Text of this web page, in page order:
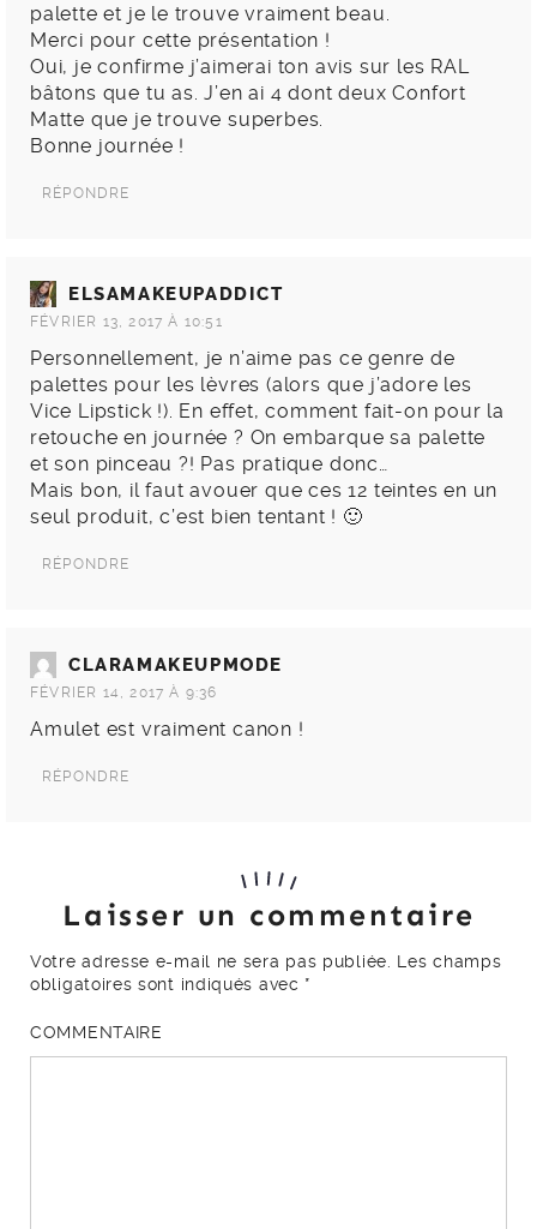
palette et je le trouve vraiment beau.
Merci pour cette présentation !
Oui, je confirme j’aimerai ton avis sur les RAL
bâtons que tu as. J’en ai 4 dont deux Confort
Matte que je trouve superbes.
Bonne journée !
RÉPONDRE
ELSAMAKEUPADDICT
FÉVRIER 13, 2017 À 10:51
Personnellement, je n’aime pas ce genre de
palettes pour les lèvres (alors que j’adore les
Vice Lipstick !). En effet, comment fait-on pour la
retouche en journée ? On embarque sa palette
et son pinceau ?! Pas pratique donc…
Mais bon, il faut avouer que ces 12 teintes en un
seul produit, c’est bien tentant ! 🙂
RÉPONDRE
CLARAMAKEUPMODE
FÉVRIER 14, 2017 À 9:36
Amulet est vraiment canon !
RÉPONDRE
Laisser un commentaire
Votre adresse e-mail ne sera pas publiée.
Les champs
obligatoires sont indiqués avec *
COMMENTAIRE